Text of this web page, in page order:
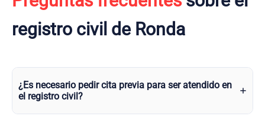
registro civil de Ronda
¿Es necesario pedir cita previa para ser atendido en
el registro civil?